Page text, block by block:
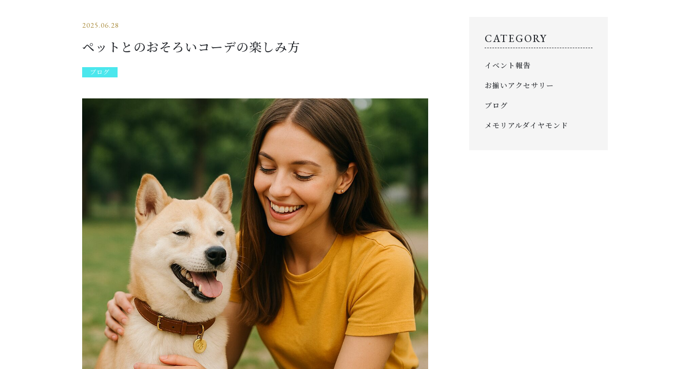
店舗概要
SHOPPING GUIDE
2025.06.28
ペットとのおそろいコーデの楽しみ方
ブログ
CATEGORY
イベント報告
お揃いアクセサリー
ブログ
メモリアルダイヤモンド